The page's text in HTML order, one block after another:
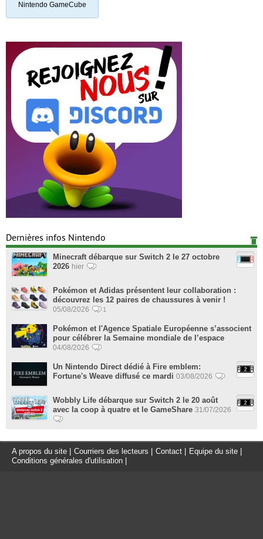
Nintendo GameCube
Dernières infos Nintendo
Minecraft débarque sur Switch 2 le 27 octobre
2026 hier
Pokémon et Adidas présentent leur collaboration :
découvrez les 12 paires de chaussures à venir !
05/08/2026 1
Pokémon et l'Agence Spatiale Européenne s’associent
pour célébrer la Semaine mondiale de l’espace
04/08/2026
Un Nintendo Direct dédié à Fire emblem:
Fortune's Weave diffusé ce mardi 03/08/2026
Wobbly Life débarque sur Switch 2 le 20 août
avec la coop à quatre et le GameShare 31/07/2026
A propos du site Courriers des lecteurs Contact Equipe du site
Conditions générales d'utilisation